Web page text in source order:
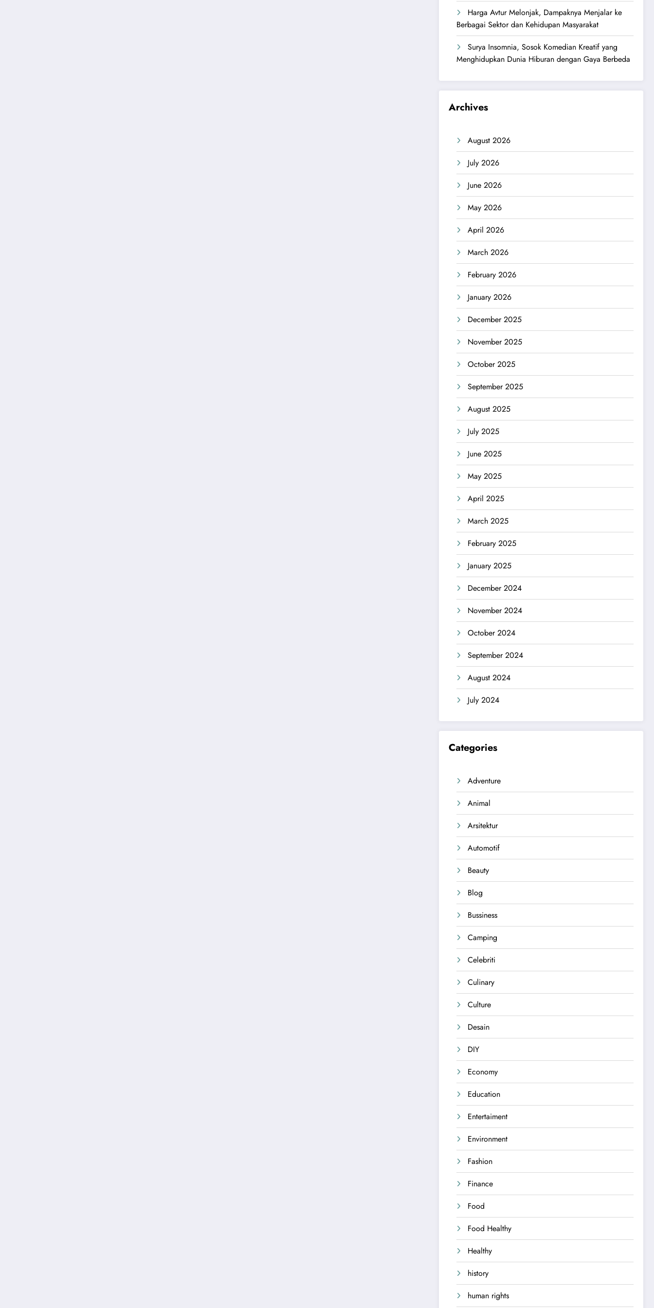
Harga Avtur Melonjak, Dampaknya Menjalar ke
Berbagai Sektor dan Kehidupan Masyarakat
Surya Insomnia, Sosok Komedian Kreatif yang
Menghidupkan Dunia Hiburan dengan Gaya Berbeda
Archives
August 2026
July 2026
June 2026
May 2026
April 2026
March 2026
February 2026
January 2026
December 2025
November 2025
October 2025
September 2025
August 2025
July 2025
June 2025
May 2025
April 2025
March 2025
February 2025
January 2025
December 2024
November 2024
October 2024
September 2024
August 2024
July 2024
Categories
Adventure
Animal
Arsitektur
Automotif
Beauty
Blog
Bussiness
Camping
Celebriti
Culinary
Culture
Desain
DIY
Economy
Education
Entertaiment
Environment
Fashion
Finance
Food
Food Healthy
Healthy
history
human rights